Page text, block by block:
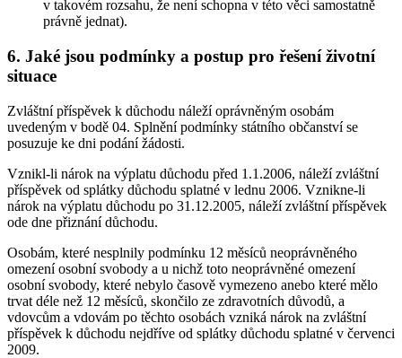
v takovém rozsahu, že není schopna v této věci samostatně
právně jednat).
6. Jaké jsou podmínky a postup pro řešení životní
situace
Zvláštní příspěvek k důchodu náleží oprávněným osobám
uvedeným v bodě 04. Splnění podmínky státního občanství se
posuzuje ke dni podání žádosti.
Vznikl-li nárok na výplatu důchodu před 1.1.2006, náleží zvláštní
příspěvek od splátky důchodu splatné v lednu 2006. Vznikne-li
nárok na výplatu důchodu po 31.12.2005, náleží zvláštní příspěvek
ode dne přiznání důchodu.
Osobám, které nesplnily podmínku 12 měsíců neoprávněného
omezení osobní svobody a u nichž toto neoprávněné omezení
osobní svobody, které nebylo časově vymezeno anebo které mělo
trvat déle než 12 měsíců, skončilo ze zdravotních důvodů, a
vdovcům a vdovám po těchto osobách vzniká nárok na zvláštní
příspěvek k důchodu nejdříve od splátky důchodu splatné v červenci
2009.